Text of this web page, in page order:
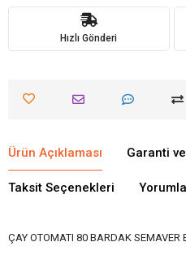
Hızlı Gönderi
Ürün Açıklaması Garanti
Taksit Seçenekleri
ÇAY OTOMATI 80 BARDAK SEMAVER